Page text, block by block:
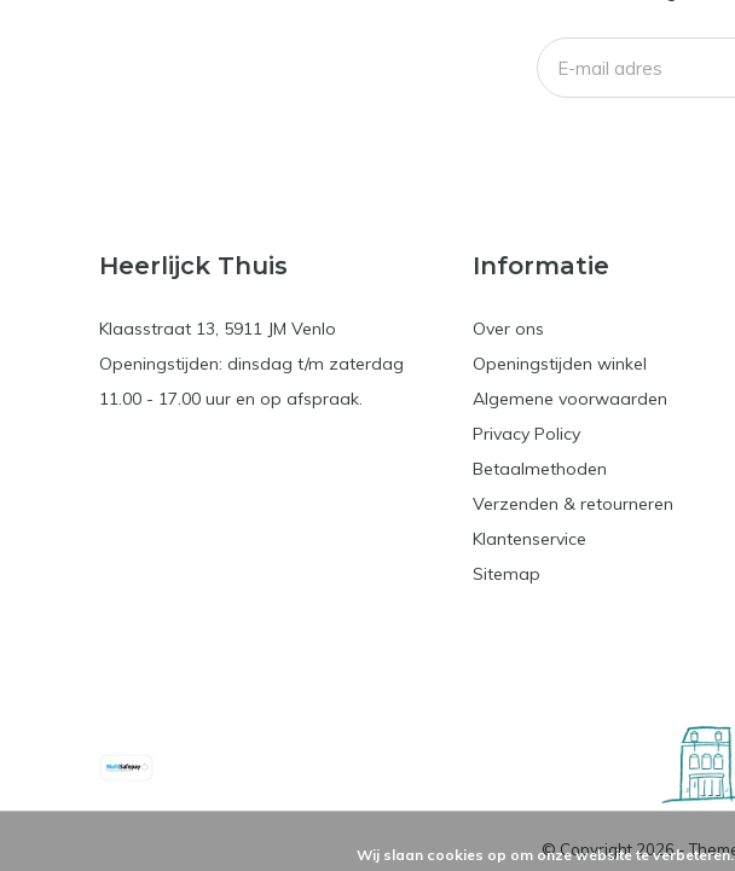
Heerlijck Thuis
Klaasstraat 13, 5911 JM Venlo
Openingstijden: dinsdag t/m zaterdag
11.00 - 17.00 uur en op afspraak.
Informatie
Over ons
Openingstijden winkel
Algemene voorwaarden
Privacy Policy
Betaalmethoden
Verzenden & retourneren
Klantenservice
Sitemap
© Copyright2026-
Wij slaan cookies op om onze website te